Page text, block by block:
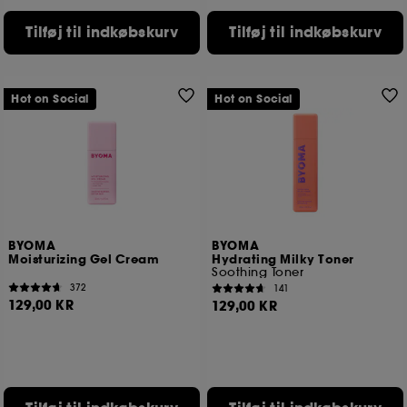
Tilføj til indkøbskurv Tilføj til indkøbskurv
BYOMA
Moisturizing Gel Cream
372
129,00 KR
Hot on Social
BYOMA
Hydrating Milky Toner
Soothing Toner
141
129,00 KR
Hot on Social
Bortset fra tekniske cookies kræver deponering og
behandling af disse oplysninger din tilladelse. Du kan
tilpasse dine valg vedrørende placeringen af ​​disse
nedenfor eller beslutte at "acceptere alle" eller "afvise
alle". Du kan til enhver tid vælge at trække dit
samtykke tilbage. Hvis du ønsker mere information om